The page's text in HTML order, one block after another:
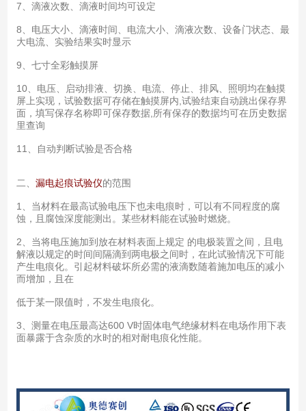
7、滴液次数、滴液时间均可设定
8、电压大小、滴液时间、电流大小、滴液次数、设备门状态、最
大电流、实验结果实时显示
9、七寸全彩触摸屏
10、电压、启动排液、切换、电流、停止、排风、照明均在触摸
屏上实现，试验数据可存储在触摸屏内,试验结束自动跳出保存界
面，填写保存名称即可保存数据,所有保存的数据均可在历史数据
里查询
11、自动判断试验是否合格
二、 漏电起痕试验仪的范围
1、当材料在最高试验电压下也未电痕时，可以有不同程度的腐
蚀，且腐蚀深度能测出。某些材料能在试验时燃烧。
2、当将电压施加到放在材料表面上规定 的电极装置之间，且电
解液以规定的时间间隔滴到两电极之间时，在此试验情况下可能
产生电痕化。引起材料破坏所必需的液滴数随着施加电压的减小
而增加，且在
低于某一限值时，不发生电痕化。
3、测量在电压最高达600 V时固体电气绝缘材料在电场作用下表
面暴露于含杂质的水时的相对耐电痕化性能。